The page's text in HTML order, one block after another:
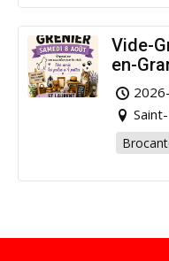
Vide-
en-
pour